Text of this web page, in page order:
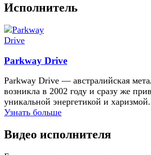
Исполнитель
Parkway Drive
Parkway Drive — австралийская
возникла в 2002 году и сразу же
уникальной энергетикой и харизмой.
Узнать больше
Видео исполнителя